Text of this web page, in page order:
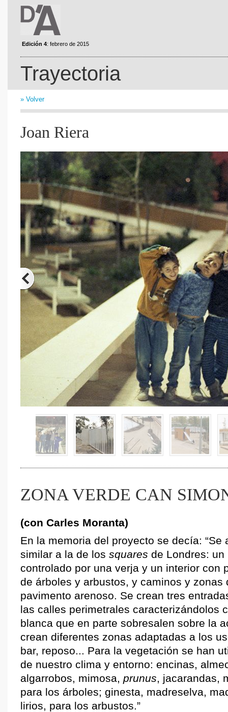
Edición 4: febrero de 2015
Trayectoria
» Volver
Joan Riera
ZONA VERDE CAN
(con Carles Moranta)
En la memoria del proyecto se decía: “Se
similar a la de los squares de Londres:
controlado por una verja y un interior con
de árboles y arbustos, y caminos y zonas
pavimento arenoso. Se crean tres
las calles perimetrales caracterizándolos
blanca que en parte sobresalen sobre la
crean diferentes zonas adaptadas a los
bar, reposo... Para la vegetación se han
de nuestro clima y entorno: encinas,
algarrobos, mimosa, prunus, jacarandas,
para los árboles; ginesta, madreselva,
lirios, para los arbustos.”